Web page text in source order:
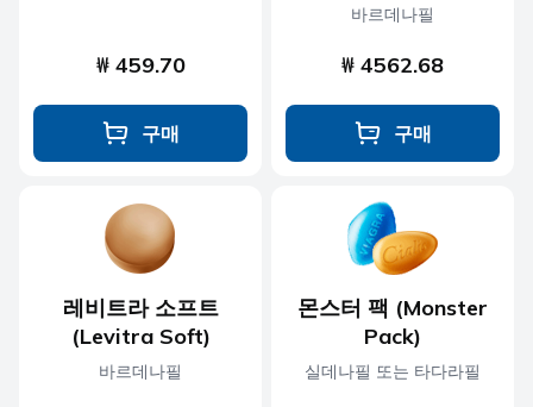
₩ 459.70
구매
바르데나필
₩ 4562.68
구매
레비트라 소프트
(Levitra Soft)
바르데나필
몬스터 팩 (Monster
Pack)
실데나필 또는 타다라필